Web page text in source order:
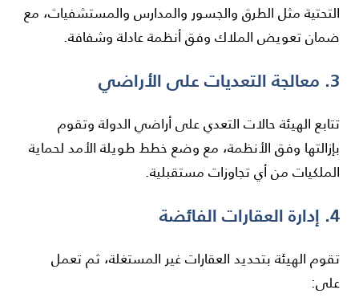
التحتية مثل الطرق والجسور والمدارس والمستشفيات، مع
ضمان تعويض الملاك وفق أنظمة عادلة وشفافة.
3. معالجة التعديات على الأراضي
تتابع الهيئة حالات التعدي على أراضي الدولة وتقوم
بإزالتها وفق الأنظمة، مع وضع خطط طويلة الأمد لحماية
الملكيات من أي تجاوزات مستقبلية.
4. إدارة العقارات الفائضة
تقوم الهيئة بتحديد العقارات غير المستغلة، ثم تعمل
على: